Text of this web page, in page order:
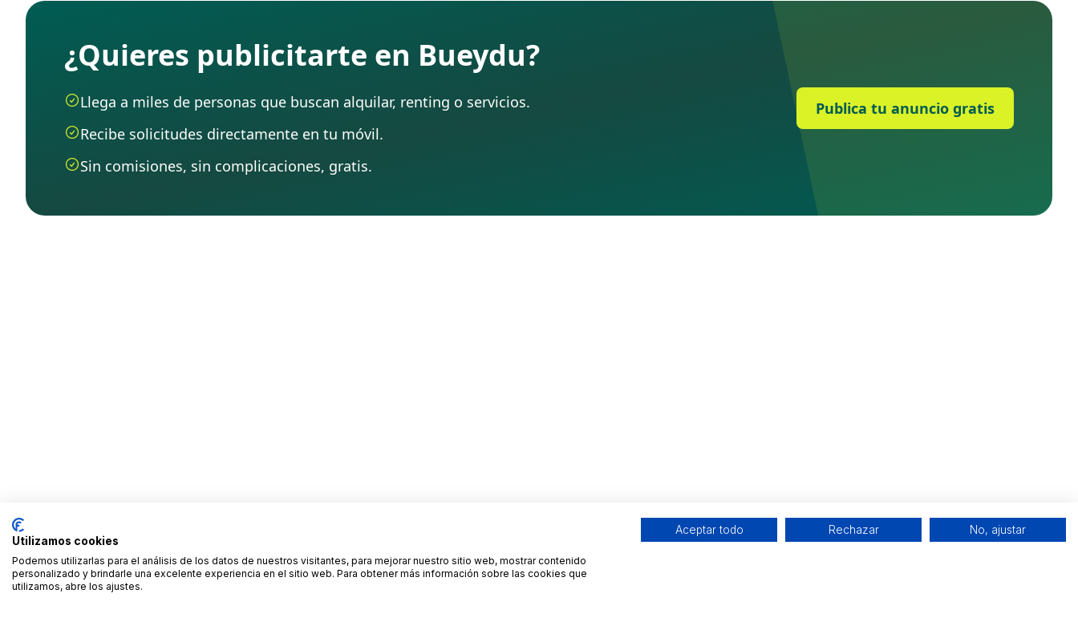
¿Quieres publicitarte en Bueydu?
Llega a miles de personas que buscan alquilar, renting o servicios.
Recibe solicitudes directamente en tu móvil.
Sin comisiones, sin complicaciones, gratis.
Publica tu anuncio gratis
Utilizamos cookies
Podemos utilizarlas para el análisis de los datos de nuestros visitantes, para mejorar nuestro sitio web, mostrar contenido
personalizado y brindarle una excelente experiencia en el sitio web. Para obtener más información sobre las cookies que
utilizamos, abre los ajustes.
Aceptar todo Rechazar No, ajustar